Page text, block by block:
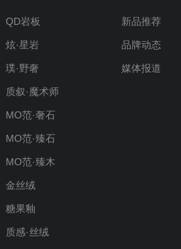
QD岩板
炫·星岩
璞·野奢
质叙·魔术师
MO范·奢石
MO范·臻石
MO范·臻木
金丝绒
糖果釉
质感·丝绒
新品推荐
品牌动态
媒体报道